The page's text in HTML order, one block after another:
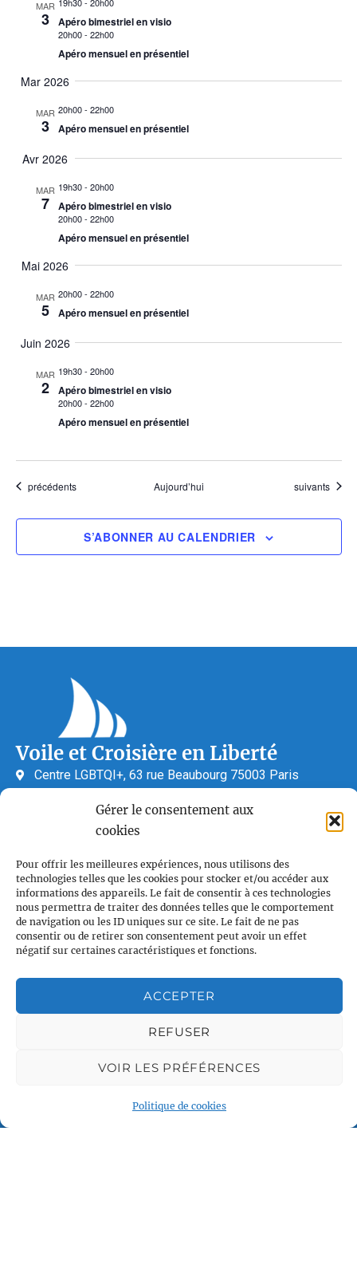
Gérer le consentement aux
cookies
Pour offrir les meilleures expériences, nous utilisons des
technologies telles que les cookies pour stocker et/ou accéder aux
informations des appareils. Le fait de consentir à ces technologies
nous permettra de traiter des données telles que le comportement
de navigation ou les ID uniques sur ce site. Le fait de ne pas
consentir ou de retirer son consentement peut avoir un effet
négatif sur certaines caractéristiques et fonctions.
ACCEPTER
REFUSER
VOIR LES PRÉFÉRENCES
Politique de cookies
MAR
3 Apéro bimestriel en visio
20h00- 22h00
Apéro mensuel en présentiel
Mar 2026
MAR
3
20h00- 22h00
Apéro mensuel en présentiel
Avr 2026
MAR
7
19h30- 20h00
Apéro bimestriel en visio
20h00- 22h00
Apéro mensuel en présentiel
Mai 2026
MAR
5
20h00- 22h00
Apéro mensuel en présentiel
Juin 2026
MAR
2
19h30- 20h00
Apéro bimestriel en visio
20h00- 22h00
Apéro mensuel en présentiel
Évènements
précédents Aujourd’hui Évènements
suivants
S’ABONNER AU CALENDRIER
Voile et Croisière en Liberté
Centre LGBTQI+, 63 rue Beaubourg 75003 Paris
Associations partenaires